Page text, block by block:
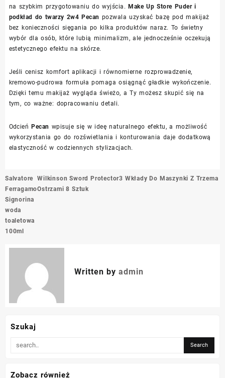
na szybkim przygotowaniu do wyjścia.Make Up Store Puder i
podkład do twarzy 2w4 Pecan pozwala uzyskać bazę pod makijaż
bez konieczności sięgania po kilka produktów naraz. To świetny
wybór dla osób, które lubią minimalizm, ale jednocześnie oczekują
estetycznego efektu na skórze.
Jeśli cenisz komfort aplikacji i równomierne rozprowadzenie,
kremowo-pudrowa formuła pomaga osiągnąć gładkie wykończenie.
Dzięki temu makijaż wygląda świeżo, a Ty możesz skupić się na
tym, co ważne: dopracowaniu detali.
OdcieńPecan wpisuje się w ideę naturalnego efektu, a możliwość
wykorzystania go do rozświetlania i konturowania daje dodatkową
elastyczność w codziennych stylizacjach.
Nawigacja
wpisu
Salvatore
Ferragamo
Signorina
woda
toaletowa
100ml
Wilkinson Sword Protector3 Wkłady Do Maszynki Z Trzema
Ostrzami 8 Sztuk
Written by admin
Szukaj
Zobacz również